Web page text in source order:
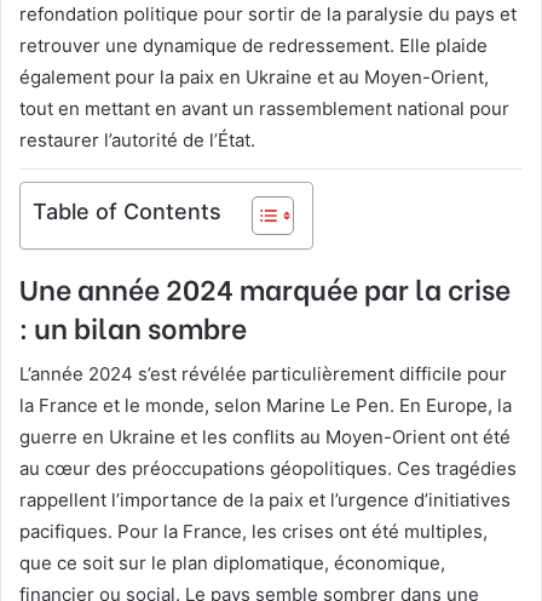
refondation politique pour sortir de la paralysie du pays et
retrouver une dynamique de redressement. Elle plaide
également pour la paix en Ukraine et au Moyen-Orient,
tout en mettant en avant un rassemblement national pour
restaurer l’autorité de l’État.
Table of Contents
Une année 2024 marquée par la crise
: un bilan sombre
L’année 2024 s’est révélée particulièrement difficile pour
la France et le monde, selon Marine Le Pen. En Europe, la
guerre en Ukraine et les conflits au Moyen-Orient ont été
au cœur des préoccupations géopolitiques. Ces tragédies
rappellent l’importance de la paix et l’urgence d’initiatives
pacifiques. Pour la France, les crises ont été multiples,
que ce soit sur le plan diplomatique, économique,
financier ou social. Le pays semble sombrer dans une